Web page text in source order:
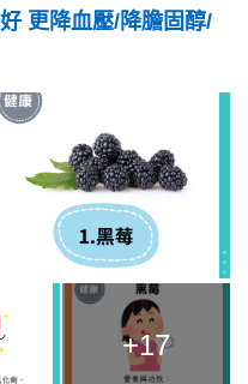
更降血壓/降膽固醇/
+17